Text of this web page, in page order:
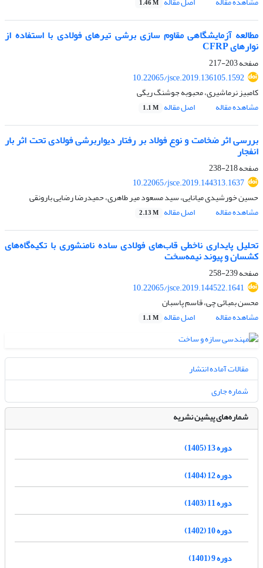
1.46 M
مطالعه آزمایشگاهی مقاوم سازی برشی تیرهای فولادی با استفاده از
نوارهای CFRP
صفحه203-217
10.22065/jsce.2019.136105.1592
کامبیز نرماشیری، محبوبه جوشنگ ریگی
مشاهده مقاله
اصل مقاله 1.1 M
بررسی اثر ضخامت و نوع فولاد بر رفتار دیواربرشی فولادی تحت اثر بار
انفجار
صفحه218-238
10.22065/jsce.2019.144313.1637
حسین خورشیدی میانایی، سید مسعود میر طاهری، حمیدرضا رضایی بارونقی
مشاهده مقاله
اصل مقاله 2.13 M
تحلیل پایداری ناخطی قاب‌های فولادی ساده نامنشوری با تکیه‌گاه‌های
کشسان و پیوند نیمه‌سخت
صفحه239-258
10.22065/jsce.2019.144522.1641
محسن بمبائی چی، قاسم پاسبان
مشاهده مقاله
اصل مقاله 1.1 M
مقالات آماده انتشار
شماره جاری
شماره‌های پیشین نشریه
دوره 13 (1405)
دوره 12 (1404)
دوره 11 (1403)
دوره 10 (1402)
دوره 9 (1401)